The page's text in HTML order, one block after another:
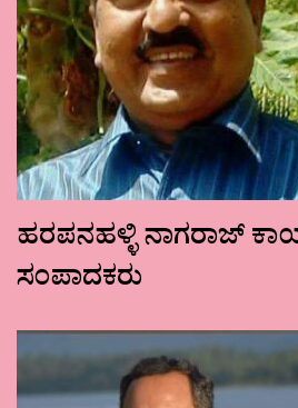
ಹರಪನಹಳ್ಳಿ ನಾಗರಾಜ್
ಸಂಪಾದಕರು